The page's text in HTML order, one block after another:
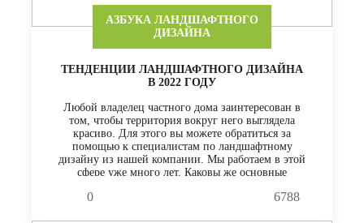
АЗБУКА ЛАНДШАФТНОГО
ДИЗАЙНА
ТЕНДЕНЦИИ ЛАНДШАФТНОГО ДИЗАЙНА
В 2022 ГОДУ
Любой владелец частного дома заинтересован в
том, чтобы территория вокруг него выглядела
красиво. Для этого вы можете обратиться за
помощью к специалистам по ландшафтному
дизайну из нашей компании. Мы работаем в этой
сфере уже много лет. Каковы же основные
0 6788